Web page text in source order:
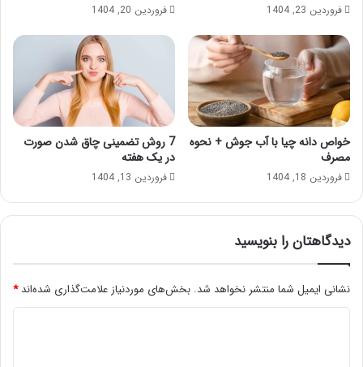
فروردین 23, 1404 فروردین 20, 1404
خواص دانه چیا با آب جوش + نحوه
مصرف
فروردین 18, 1404
7 روش تضمینی چاق شدن صورت
در یک هفته
فروردین 13, 1404
دیدگاهتان را بنویسید
نشانی ایمیل شما منتشر نخواهد شد. بخش‌های موردنیاز علامت‌گذاری شده‌اند*